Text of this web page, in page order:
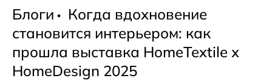
Блоги
Когда вдохновение
становится интерьером: как
прошла выставка HomeTextile х
HomeDesign 2025